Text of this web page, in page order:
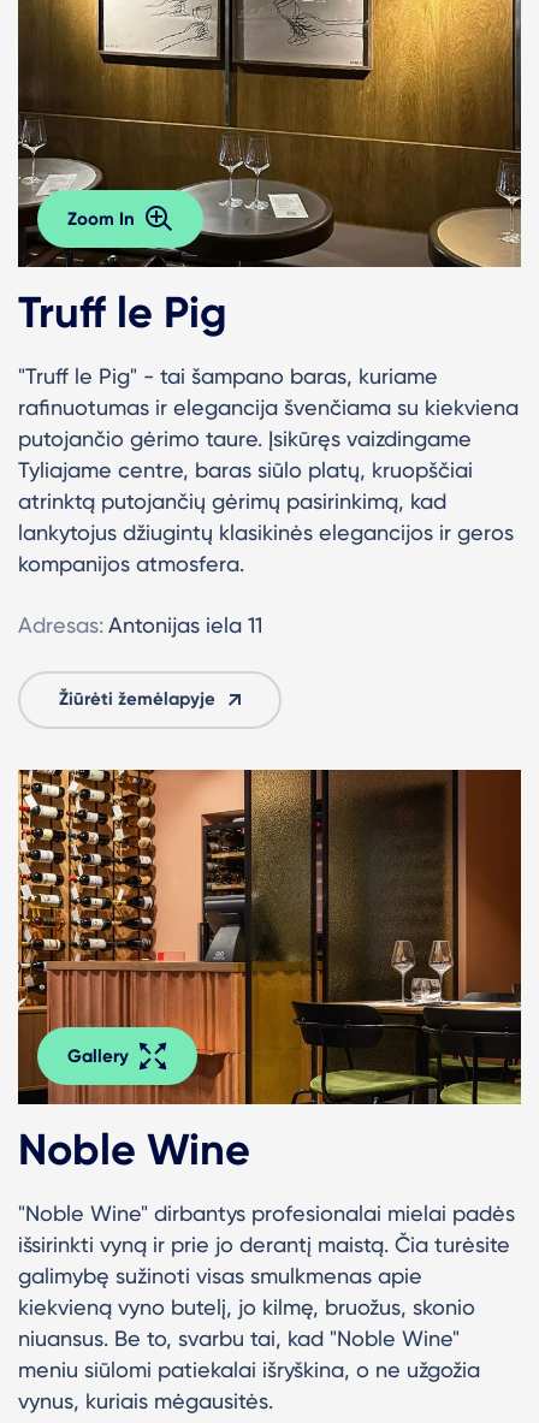
Zoom In
Truff le Pig
"Truff le Pig" - tai šampano baras, kuriame
rafinuotumas ir elegancija švenčiama su kiekviena
putojančio gėrimo taure. Įsikūręs vaizdingame
Tyliajame centre, baras siūlo platų, kruopščiai
atrinktą putojančių gėrimų pasirinkimą, kad
lankytojus džiugintų klasikinės elegancijos ir geros
kompanijos atmosfera.
Adresas: Antonijas iela 11
Žiūrėti žemėlapyje
Gallery
Noble Wine
"Noble Wine" dirbantys profesionalai mielai padės
išsirinkti vyną ir prie jo derantį maistą. Čia turėsite
galimybę sužinoti visas smulkmenas apie
kiekvieną vyno butelį, jo kilmę, bruožus, skonio
niuansus. Be to, svarbu tai, kad "Noble Wine"
meniu siūlomi patiekalai išryškina, o ne užgožia
vynus, kuriais mėgausitės.